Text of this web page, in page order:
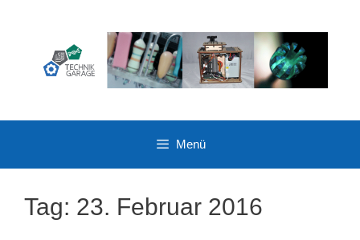
Menü
Tag: 23. Februar 2016